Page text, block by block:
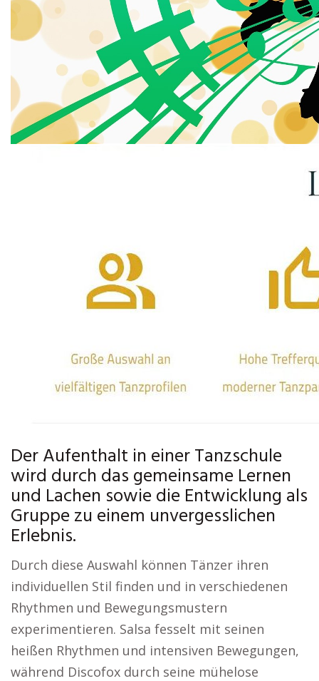
Der Aufenthalt in einer Tanzschule
wird durch das gemeinsame Lernen
und Lachen sowie die Entwicklung als
Gruppe zu einem unvergesslichen
Erlebnis.
Durch diese Auswahl können Tänzer ihren
individuellen Stil finden und in verschiedenen
Rhythmen und Bewegungsmustern
experimentieren. Salsa fesselt mit seinen
heißen Rhythmen und intensiven Bewegungen,
während Discofox durch seine mühelose